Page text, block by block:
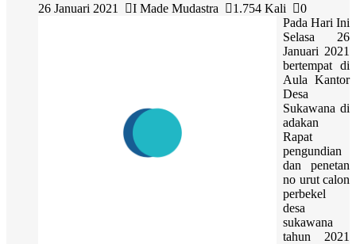
26 Januari 2021 I Made Mudastra 1.754 Kali
0
Pada Hari Ini
Selasa 26
Januari 2021
bertempat di
Aula Kantor
Desa
Sukawana di
adakan
Rapat
pengundian
dan penetan
no urut calon
perbekel
desa
sukawana
tahun 2021